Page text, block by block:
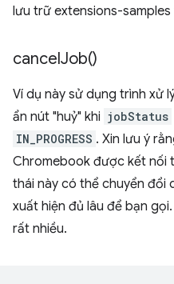
lưu trữ extensions-
cancelJob()
Ví dụ này sử dụng trình xử
ẩn nút "huỷ" khi jobStatus
IN_PROGRESS . Xin lưu ý
Chromebook được kết nối
thái này có thể chuyển đổi
xuất hiện đủ lâu để bạn
rất nhiều.